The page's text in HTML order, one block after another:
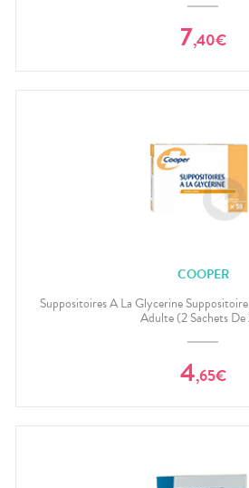
7,40€
COOPER
Suppositoires A La Glycerine
Adulte (2 Sachets De
4,65€